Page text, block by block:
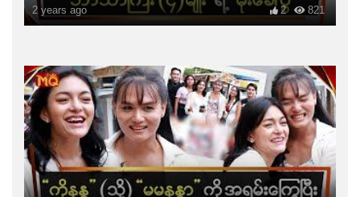
2 years ago 821
2